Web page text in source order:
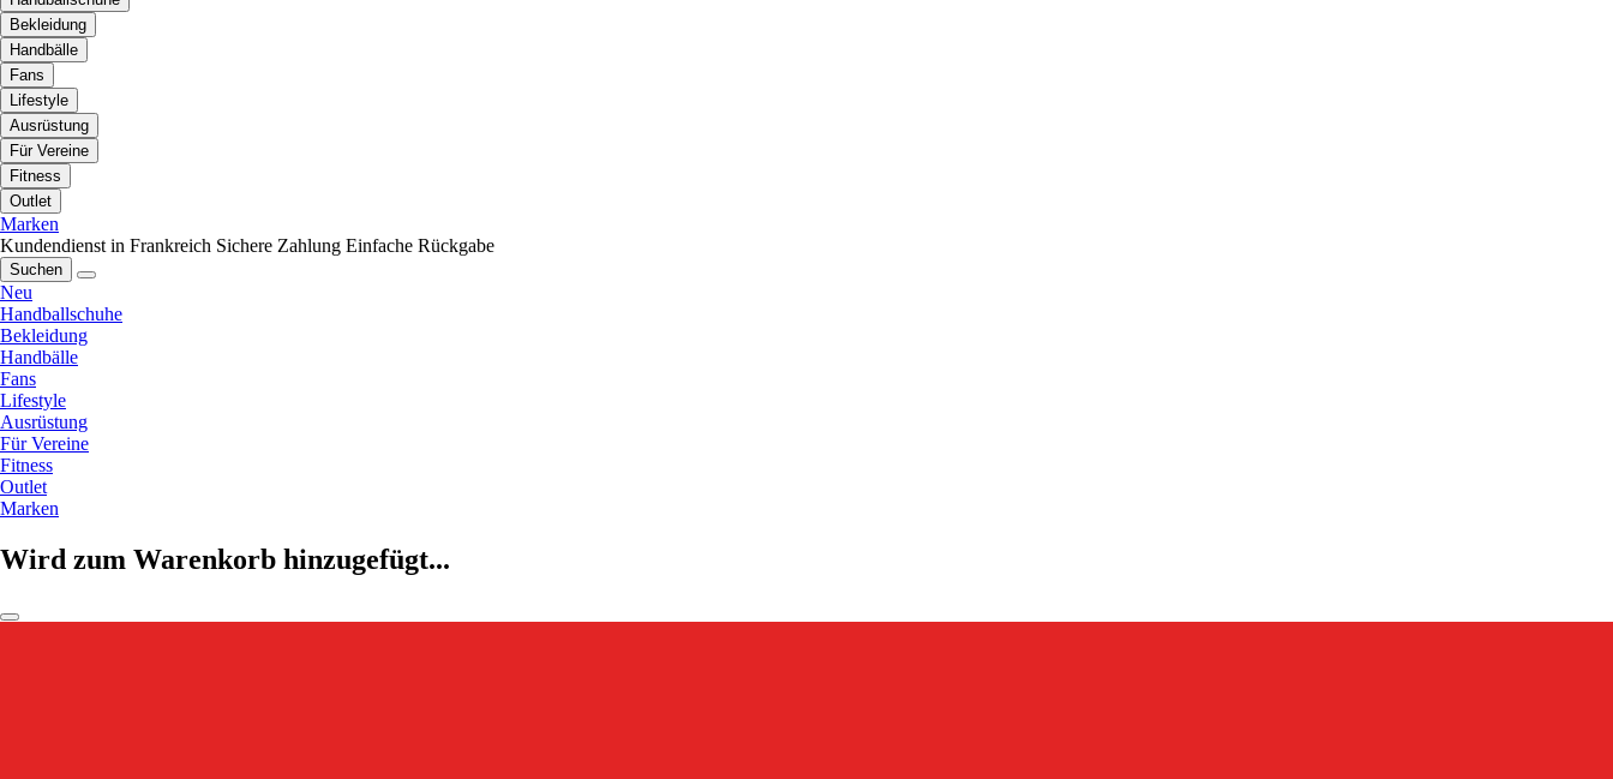
Bekleidung
Handbälle
Fans
Lifestyle
Ausrüstung
Für Vereine
Fitness
Outlet
Marken
Kundendienst in Frankreich Sichere Zahlung Einfache Rückgabe
Suchen
Neu
Handballschuhe
Bekleidung
Handbälle
Fans
Lifestyle
Ausrüstung
Für Vereine
Fitness
Outlet
Marken
Wird zum Warenkorb hinzugefügt...